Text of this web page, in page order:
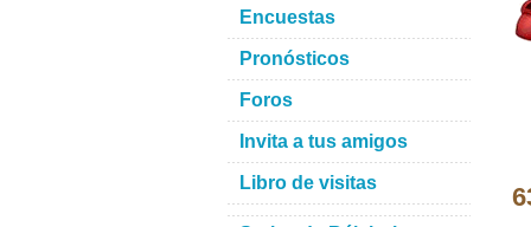
Encuestas
Pronósticos
Foros
Invita a tus amigos
Libro de visitas